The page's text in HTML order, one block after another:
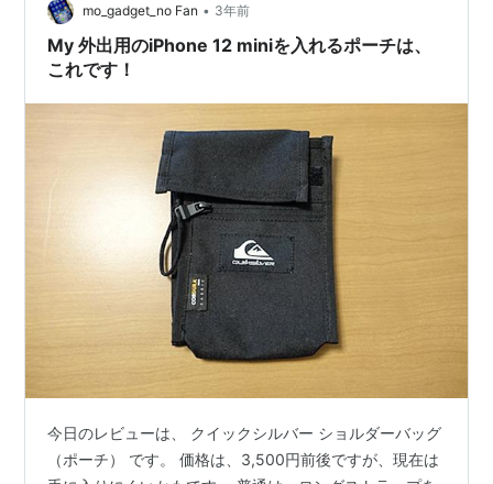
暴かれていた。一週間ほど前、ワンダはヴィジョンの遺
体を奪取、ウェストビューに駆け込むと街ごと封鎖した
らしい。ワンダを擁護したいモニカ、し…
mo_gadget_no Fan • 3年前
My 外出用のiPhone 12 miniを入れるポーチは、
これです！
今日のレビューは、 クイックシルバー ショルダーバッグ
（ポーチ） です。 価格は、3,500円前後ですが、現在は